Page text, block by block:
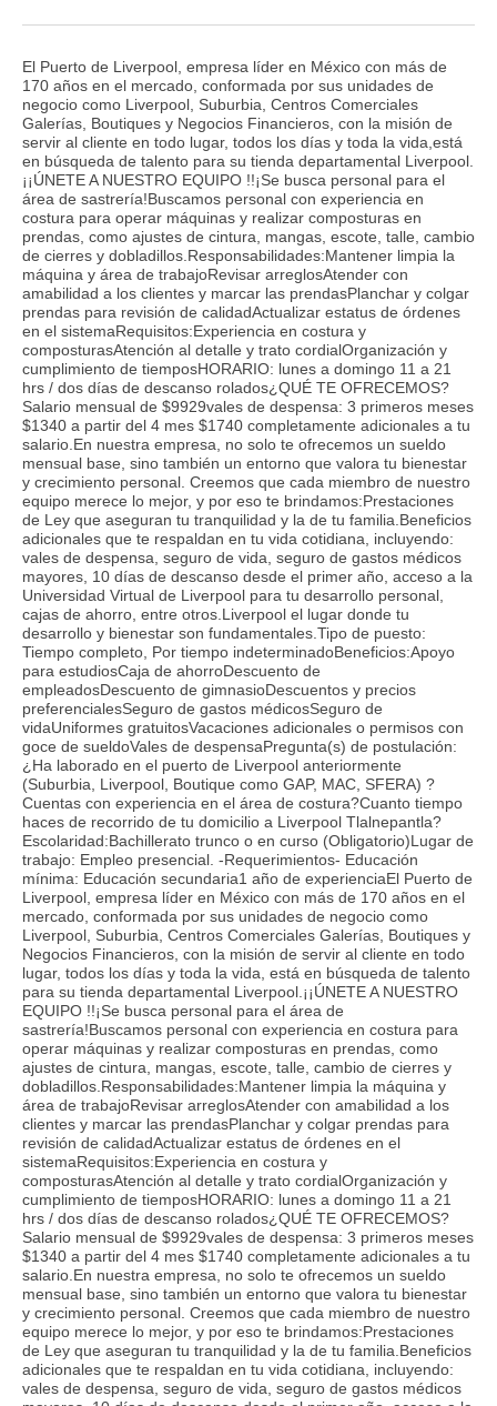
El Puerto de Liverpool, empresa líder en México con más de
170 años en el mercado, conformada por sus unidades de
negocio como Liverpool, Suburbia, Centros Comerciales
Galerías, Boutiques y Negocios Financieros, con la misión de
servir al cliente en todo lugar, todos los días y toda la vida,está
en búsqueda de talento para su tienda departamental Liverpool.
¡¡ÚNETE A NUESTRO EQUIPO !!¡Se busca personal para el
área de sastrería!Buscamos personal con experiencia en
costura para operar máquinas y realizar composturas en
prendas, como ajustes de cintura, mangas, escote, talle, cambio
de cierres y dobladillos.Responsabilidades:Mantener limpia la
máquina y área de trabajoRevisar arreglosAtender con
amabilidad a los clientes y marcar las prendasPlanchar y colgar
prendas para revisión de calidadActualizar estatus de órdenes
en el sistemaRequisitos:Experiencia en costura y
composturasAtención al detalle y trato cordialOrganización y
cumplimiento de tiemposHORARIO: lunes a domingo 11 a 21
hrs / dos días de descanso rolados¿QUÉ TE OFRECEMOS?
Salario mensual de $9929vales de despensa: 3 primeros meses
$1340 a partir del 4 mes $1740 completamente adicionales a tu
salario.En nuestra empresa, no solo te ofrecemos un sueldo
mensual base, sino también un entorno que valora tu bienestar
y crecimiento personal. Creemos que cada miembro de nuestro
equipo merece lo mejor, y por eso te brindamos:Prestaciones
de Ley que aseguran tu tranquilidad y la de tu familia.Beneficios
adicionales que te respaldan en tu vida cotidiana, incluyendo:
vales de despensa, seguro de vida, seguro de gastos médicos
mayores, 10 días de descanso desde el primer año, acceso a la
Universidad Virtual de Liverpool para tu desarrollo personal,
cajas de ahorro, entre otros.Liverpool el lugar donde tu
desarrollo y bienestar son fundamentales.Tipo de puesto:
Tiempo completo, Por tiempo indeterminadoBeneficios:Apoyo
para estudiosCaja de ahorroDescuento de
empleadosDescuento de gimnasioDescuentos y precios
preferencialesSeguro de gastos médicosSeguro de
vidaUniformes gratuitosVacaciones adicionales o permisos con
goce de sueldoVales de despensaPregunta(s) de postulación:
¿Ha laborado en el puerto de Liverpool anteriormente
(Suburbia, Liverpool, Boutique como GAP, MAC, SFERA) ?
Cuentas con experiencia en el área de costura?Cuanto tiempo
haces de recorrido de tu domicilio a Liverpool Tlalnepantla?
Escolaridad:Bachillerato trunco o en curso (Obligatorio)Lugar de
trabajo: Empleo presencial. -Requerimientos- Educación
mínima: Educación secundaria1 año de experienciaEl Puerto de
Liverpool, empresa líder en México con más de 170 años en el
mercado, conformada por sus unidades de negocio como
Liverpool, Suburbia, Centros Comerciales Galerías, Boutiques y
Negocios Financieros, con la misión de servir al cliente en todo
lugar, todos los días y toda la vida, está en búsqueda de talento
para su tienda departamental Liverpool.¡¡ÚNETE A NUESTRO
EQUIPO !!¡Se busca personal para el área de
sastrería!Buscamos personal con experiencia en costura para
operar máquinas y realizar composturas en prendas, como
ajustes de cintura, mangas, escote, talle, cambio de cierres y
dobladillos.Responsabilidades:Mantener limpia la máquina y
área de trabajoRevisar arreglosAtender con amabilidad a los
clientes y marcar las prendasPlanchar y colgar prendas para
revisión de calidadActualizar estatus de órdenes en el
sistemaRequisitos:Experiencia en costura y
composturasAtención al detalle y trato cordialOrganización y
cumplimiento de tiemposHORARIO: lunes a domingo 11 a 21
hrs / dos días de descanso rolados¿QUÉ TE OFRECEMOS?
Salario mensual de $9929vales de despensa: 3 primeros meses
$1340 a partir del 4 mes $1740 completamente adicionales a tu
salario.En nuestra empresa, no solo te ofrecemos un sueldo
mensual base, sino también un entorno que valora tu bienestar
y crecimiento personal. Creemos que cada miembro de nuestro
equipo merece lo mejor, y por eso te brindamos:Prestaciones
de Ley que aseguran tu tranquilidad y la de tu familia.Beneficios
adicionales que te respaldan en tu vida cotidiana, incluyendo:
vales de despensa, seguro de vida, seguro de gastos médicos